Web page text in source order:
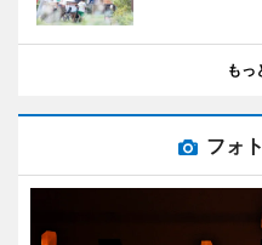
もっ
フォ